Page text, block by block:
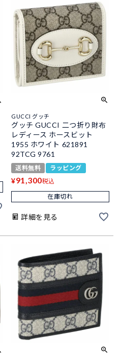
GUCCI グッチ
グッチ GUCCI 二つ折り財布
レディース ホースビット
1955 ホワイト 621891
92TCG 9761
送料無料 ラッピング
¥91,300税込
在庫切れ
詳細を見る